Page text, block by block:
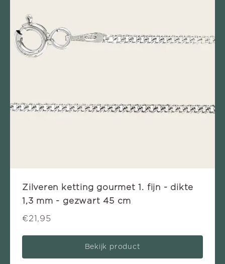
Zilveren ketting gourmet 1. fijn - dikte
1,3 mm - gezwart 45 cm
€21,95
Bekijk product